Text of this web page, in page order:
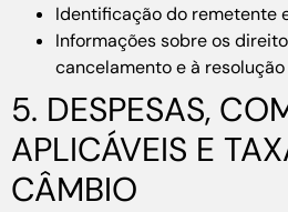
Identificação do remetente
Informações sobre os
cancelamento e à
5. DESPESAS,
APLICÁVEIS E
CÂMBIO